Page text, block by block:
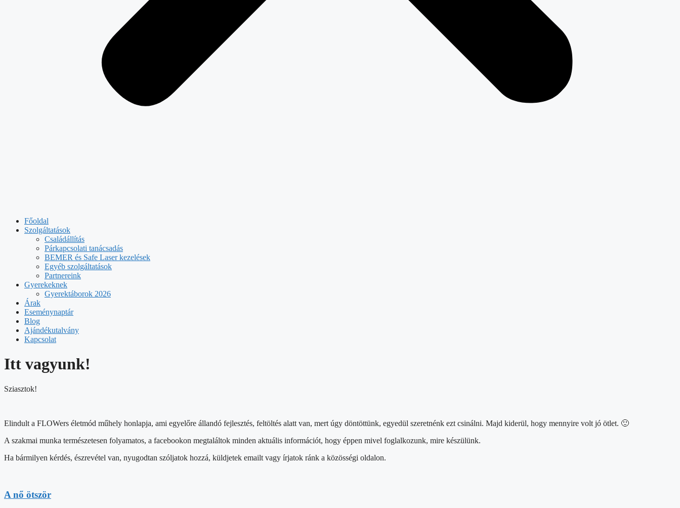
Főoldal
Szolgáltatások
Családállítás
Párkapcsolati tanácsadás
BEMER és Safe Laser kezelések
Egyéb szolgáltatások
Partnereink
Gyerekeknek
Gyerektáborok 2026
Árak
Eseménynaptár
Blog
Ajándékutalvány
Kapcsolat
Itt vagyunk!
Sziasztok!
Elindult a FLOWers életmód műhely honlapja, ami egyelőre állandó fejlesztés, feltöltés alatt van, mert úgy döntöttünk, egyedül szeretnénk ezt csinálni. Majd kiderül, hogy mennyire volt jó ötlet. 🙂
A szakmai munka természetesen folyamatos, a facebookon megtaláltok minden aktuális információt, hogy éppen mivel foglalkozunk, mire készülünk.
Ha bármilyen kérdés, észrevétel van, nyugodtan szóljatok hozzá, küldjetek emailt vagy írjatok ránk a közösségi oldalon.
A nő ötször